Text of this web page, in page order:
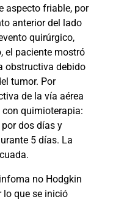
aspecto friable, por
anterior del lado
quirúrgico,
el paciente mostró
obstructiva debido
tumor. Por
de la vía aérea
quimioterapia:
dos días y
5 días. La
no Hodgkin
lo que se inició